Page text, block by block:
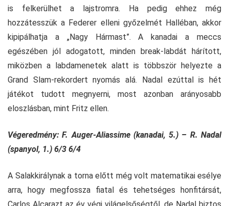
is felkerülhet a lajstromra. Ha pedig ehhez még
hozzátesszük a Federer elleni győzelmét Halléban, akkor
kipipálhatja a „Nagy Hármast”. A kanadai a meccs
egészében jól adogatott, minden break-labdát hárított,
miközben a labdamenetek alatt is többször helyezte a
Grand Slam-rekordert nyomás alá. Nadal ezúttal is hét
játékot tudott megnyerni, most azonban arányosabb
eloszlásban, mint Fritz ellen.
Végeredmény: F. Auger-Aliassime (kanadai, 5.) – R. Nadal
(spanyol, 1.) 6/3 6/4
A Salakkirálynak a torna előtt még volt matematikai esélye
arra, hogy megfossza fiatal és tehetséges honfitársát,